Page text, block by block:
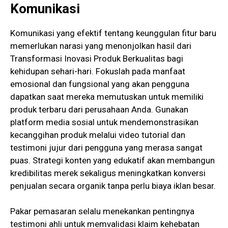
Komunikasi
Komunikasi yang efektif tentang keunggulan fitur baru
memerlukan narasi yang menonjolkan hasil dari
Transformasi Inovasi Produk Berkualitas bagi
kehidupan sehari-hari. Fokuslah pada manfaat
emosional dan fungsional yang akan pengguna
dapatkan saat mereka memutuskan untuk memiliki
produk terbaru dari perusahaan Anda. Gunakan
platform media sosial untuk mendemonstrasikan
kecanggihan produk melalui video tutorial dan
testimoni jujur dari pengguna yang merasa sangat
puas. Strategi konten yang edukatif akan membangun
kredibilitas merek sekaligus meningkatkan konversi
penjualan secara organik tanpa perlu biaya iklan besar.
Pakar pemasaran selalu menekankan pentingnya
testimoni ahli untuk memvalidasi klaim kehebatan